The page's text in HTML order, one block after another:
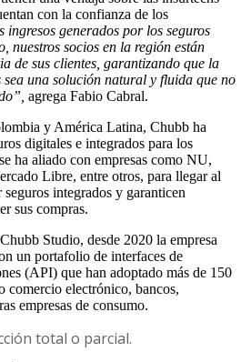
con la confianza de los
ingresos generados por los seguros
nuestros socios en la región están
de sus clientes, garantizando que la
sea una solución natural y fluida que no
agrega Fabio Cabral.
y América Latina, Chubb ha
digitales e integrados para los
ha aliado con empresas como NU,
Libre, entre otros, para llegar al
integrados y garanticen
sus compras.
Studio, desde 2020 la empresa
un portafolio de interfaces de
(API) que han adoptado más de 150
comercio electrónico, bancos,
empresas de consumo.
total o parcial.